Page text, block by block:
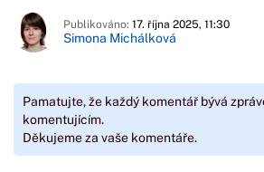
Publikováno: 17. října 2025, 11:30
Simona Michálková
Pamatujte, že každý komentář bývá
komentujícím.
Děkujeme za vaše komentáře.